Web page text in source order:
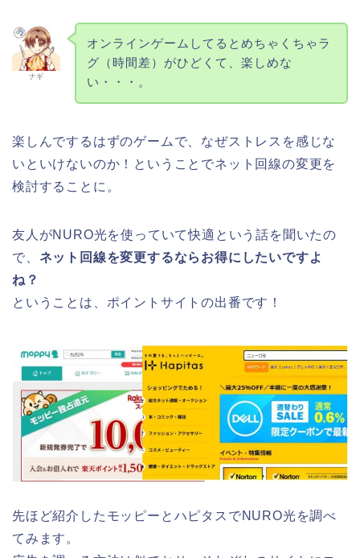
ナギ
オンラインゲームしてるとめちゃくちゃラ
グ（時間差）がひどくて、楽しめな
い・・・。
楽しんでするはずのゲームで、なぜストレスを感じな
いといけないのか！ということでネット回線の変更を
検討することに。
友人がNURO光を使っていて快適という話を聞いたの
で、 ネット回線を変更するならお得にしたいですよ
ね？
ということは、ポイントサイトの出番です！
先ほど紹介したモッピーとハピタスでNURO光を調べ
てみます。